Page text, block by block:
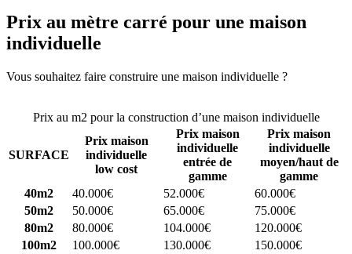
Prix au mètre carré pour une maison
individuelle
Vous souhaitez faire construire une maison individuelle ?
Prix au m2 pour la construction d’une maison individuelle
SURFACE
Prix maison
individuelle
low cost
Prix maison
individuelle
entrée de
gamme
Prix maison
individuelle
moyen/haut de
gamme
40m2
40.000€ 52.000€
60.000€
50m2
50.000€ 65.000€
75.000€
80m2
80.000€ 104.000€
120.000€
100m2
100.000€ 130.000€
150.000€